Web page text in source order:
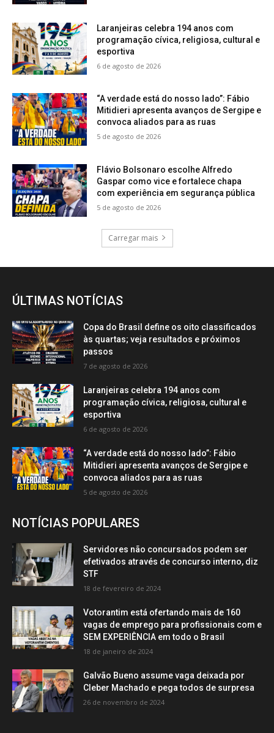
Laranjeiras celebra 194 anos com
programação cívica, religiosa, cultural e
esportiva
6 de agosto de 2026
“A verdade está do nosso lado”: Fábio
Mitidieri apresenta avanços de Sergipe e
convoca aliados para as ruas
5 de agosto de 2026
Flávio Bolsonaro escolhe Alfredo
Gaspar como vice e fortalece chapa
com experiência em segurança pública
5 de agosto de 2026
Carregar mais
ÚLTIMAS NOTÍCIAS
Copa do Brasil define os oito classificados
às quartas; veja resultados e próximos
passos
7 de agosto de 2026
Laranjeiras celebra 194 anos com
programação cívica, religiosa, cultural e
esportiva
6 de agosto de 2026
“A verdade está do nosso lado”: Fábio
Mitidieri apresenta avanços de Sergipe e
convoca aliados para as ruas
5 de agosto de 2026
NOTÍCIAS POPULARES
Servidores não concursados podem ser
efetivados através de concurso interno, diz
STF
18 de fevereiro de 2024
Votorantim está ofertando mais de 160
vagas de emprego para profissionais com e
SEM EXPERIÊNCIA em todo o Brasil
18 de janeiro de 2024
Galvão Bueno assume vaga deixada por
Cleber Machado e pega todos de surpresa
26 de novembro de 2024